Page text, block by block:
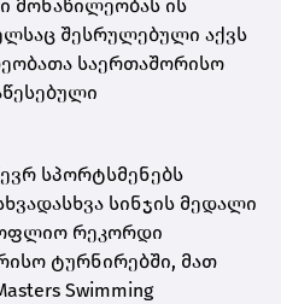
მონაწილეობას ის
შესრულებული აქვს
საერთაშორისო
სპორტსმენებს
სინჯის მედალი
რეკორდი
ტურნირებში, მათ
Swimming